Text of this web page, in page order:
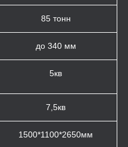
85 тонн
до 340 мм
5кв
7,5кв
1500*1100*2650мм